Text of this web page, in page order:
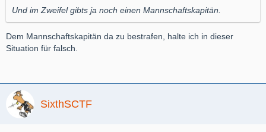
Und im Zweifel gibts ja noch einen Mannschaftskapitän.
Dem Mannschaftskapitän da zu bestrafen, halte ich in dieser
Situation für falsch.
SixthSCTF